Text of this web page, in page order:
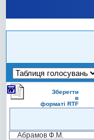
Зберегти
в
форматі RTF
Абрамов Ф.М.